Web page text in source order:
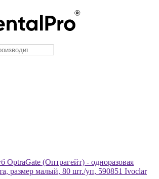
OptraGate (Оптрагейт) - одноразовая
размер малый, 80 шт./уп, 590851 Ivoclar